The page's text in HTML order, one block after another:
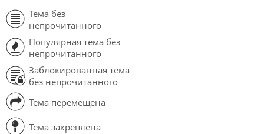
Тема без
непрочитанного
Популярная тема без
непрочитанного
Заблокированная тема
без непрочитанного
Тема перемещена
Тема закреплена